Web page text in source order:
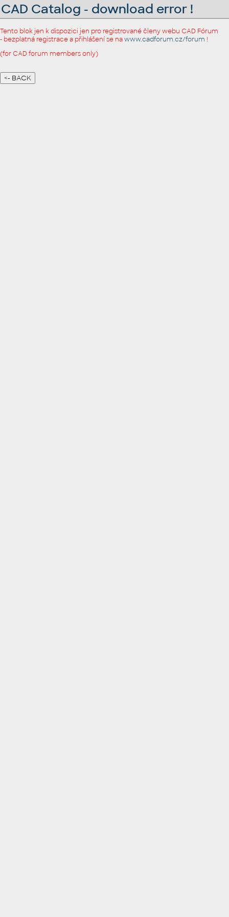
CAD Catalog - download error !
Tento blok jen k dispozici jen pro registrované členy webu CAD Fórum
- bezplatná registrace a přihlášení se nawww.cadforum.cz/forum !
(for CAD forum members only)